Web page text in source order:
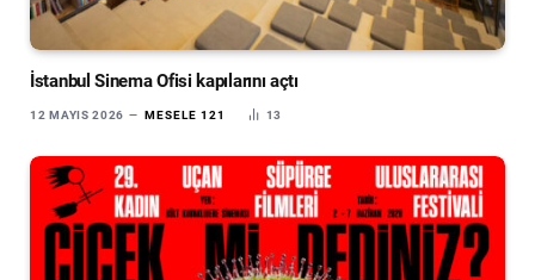
İstanbul Sinema Ofisi kapılarını açtı
12 MAYIS 2026 MESELE 121 13